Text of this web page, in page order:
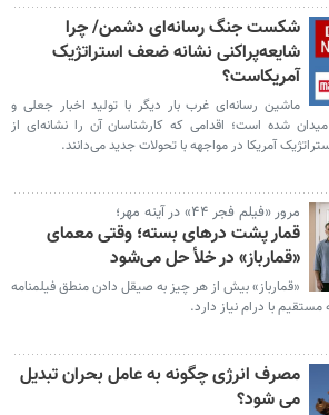
شکست جنگ رسانه‌ای دشمن/ چرا
شایعه‌پراکنی نشانه ضعف استراتژیک
آمریکاست؟
ماشین رسانه‌ای غرب بار دیگر با تولید اخبار جعلی و
میدان شده است؛ اقدامی که کارشناسان آن را نشانه‌ای از
آمریکا در مواجهه با تحولات جدید می‌دانند.
مرور «فیلم فجر ۴۴» در آینه مهر؛
قمار پشت درهای بسته؛ وقتی معمای
«قمارباز» در خلأ حل می‌شود
«قمارباز» بیش از هر چیز به صیقل دادن منطق فیلمنامه
با درام نیاز دارد.
مصرف انرژی چگونه به عامل بحران تبدیل
می شود؟